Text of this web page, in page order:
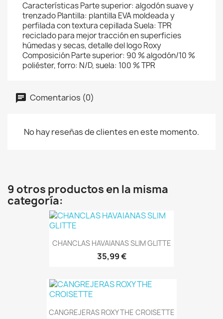
Características Parte superior: algodón suave y
trenzado Plantilla: plantilla EVA moldeada y
perfilada con textura cepillada Suela: TPR
reciclado para mejor tracción en superficies
húmedas y secas, detalle del logo Roxy
Composición Parte superior: 90 % algodón/10 %
poliéster, forro: N/D, suela: 100 % TPR
Comentarios (0)
No hay reseñas de clientes en este momento.
9 otros productos en la misma
categoría:
CHANCLAS HAVAIANAS SLIM GLITTE
35,99 €
CANGREJERAS ROXY THE CROISETTE